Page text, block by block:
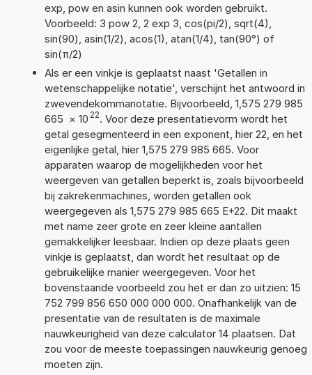
exp, pow en asin kunnen ook worden gebruikt.
Voorbeeld: 3 pow 2, 2 exp 3, cos(pi/2), sqrt(4),
sin(90), asin(1/2), acos(1), atan(1/4), tan(90°) of
sin(π/2)
Als er een vinkje is geplaatst naast 'Getallen in
wetenschappelijke notatie', verschijnt het antwoord in
zwevendekommanotatie. Bijvoorbeeld, 1,575 279 985
665 × 10 22. Voor deze presentatievorm wordt het
getal gesegmenteerd in een exponent, hier 22, en het
eigenlijke getal, hier 1,575 279 985 665. Voor
apparaten waarop de mogelijkheden voor het
weergeven van getallen beperkt is, zoals bijvoorbeeld
bij zakrekenmachines, worden getallen ook
weergegeven als 1,575 279 985 665 E+22. Dit maakt
met name zeer grote en zeer kleine aantallen
gemakkelijker leesbaar. Indien op deze plaats geen
vinkje is geplaatst, dan wordt het resultaat op de
gebruikelijke manier weergegeven. Voor het
bovenstaande voorbeeld zou het er dan zo uitzien: 15
752 799 856 650 000 000 000. Onafhankelijk van de
presentatie van de resultaten is de maximale
nauwkeurigheid van deze calculator 14 plaatsen. Dat
zou voor de meeste toepassingen nauwkeurig genoeg
moeten zijn.